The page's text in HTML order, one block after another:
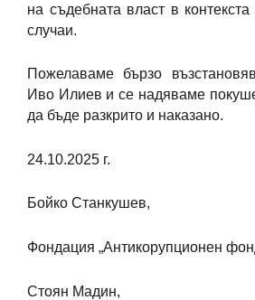
на съдебната власт в
случаи.
Пожелаваме бързо
Иво Илиев и се надяваме
да бъде разкрито и наказано.
24.10.2025 г.
Бойко Станкушев,
Фондация „Антикорупционен
Стоян Мадин,